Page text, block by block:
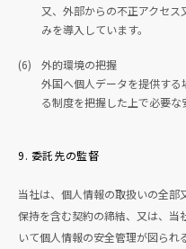
又、外部からの不正アクセ
みを導入しています。
(6)
外的環境の把握
外国へ個人データを提供す
る制度を把握した上で必要な
9. 委託先の監督
当社は、個人情報の取扱いの全
保持を含む契約の締結、又は、当
いて個人情報の安全管理が図られ